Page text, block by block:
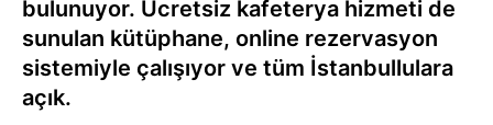
bulunuyor. Ücretsiz kafeterya hizmeti de
sunulan kütüphane, online rezervasyon
sistemiyle çalışıyor ve tüm İstanbullulara
açık.